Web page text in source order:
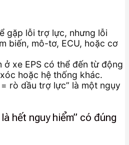
gặp lỗi trợ lực, nhưng lỗi
biến, mô-tơ, ECU, hoặc cơ
ở xe EPS có thể đến từ động
hoặc hệ thống khác.
rò dầu trợ lực” là một ngụy
hết nguy hiểm” có đúng